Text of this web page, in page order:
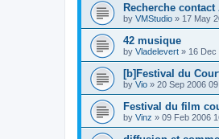
Recherche
by VMStudio » 17 May
42 musique
by Vladelevert » 16 Dec
[b]Festival du
by Vio » 20 Sep 2006
Festival du film
by Vinz » 09 Feb 2006